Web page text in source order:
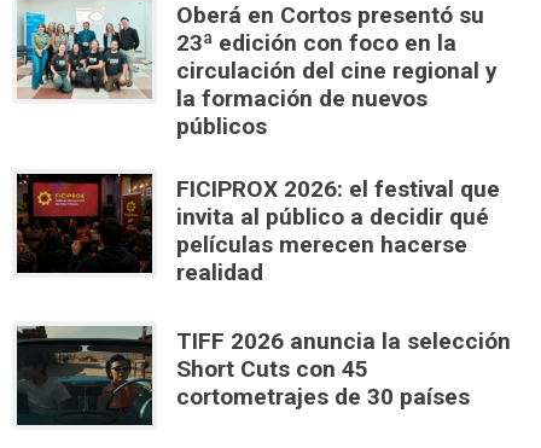
Oberá en Cortos presentó su
23ª edición con foco en la
circulación del cine regional y
la formación de nuevos
públicos
FICIPROX 2026: el festival que
invita al público a decidir qué
películas merecen hacerse
realidad
TIFF 2026 anuncia la selección
Short Cuts con 45
cortometrajes de 30 países